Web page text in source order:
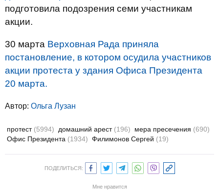
подготовила подозрения семи участникам
акции.
30 марта Верховная Рада приняла
постановление, в котором осудила участников
акции протеста у здания Офиса Президента
20 марта.
Автор: Ольга Лузан
протест (5994) домашний арест (196) мера пресечения (690)
Офис Президента (1934) Филимонов Сергей (19)
ПОДЕЛИТЬСЯ:
Мне нравится